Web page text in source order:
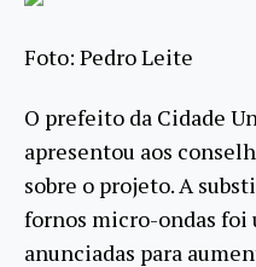
Foto: Pedro Leite
O prefeito da Cidade
apresentou aos
sobre o projeto. A
fornos micro-ondas foi
anunciadas para